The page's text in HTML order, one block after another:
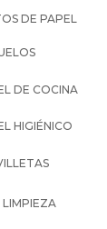
DE PAPEL
DE COCINA
HIGIÉNICO
LIMPIEZA